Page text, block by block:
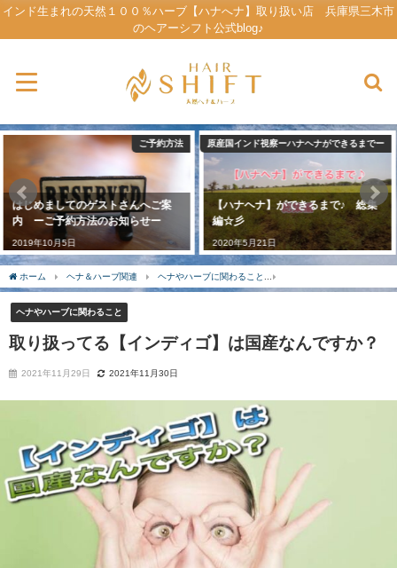
インド生まれの天然１００％ハーブ【ハナへナ】取り扱い店 兵庫県三木市
のヘアーシフト公式blog♪
原産国インド視察ーハナヘナができるまでー
【ハナヘナ】ができるまで♪ 総集
編☆彡
2020年5月21日
自己紹介
まずは自己紹介とお店のCONCEPT
－コンセプトー
2019年12月31日
ホーム ヘナ＆ハーブ関連 ヘナやハーブに関わること
ヘナやハーブに関わること
取り扱ってる【インディゴ】は国産なんですか？
2021年11月29日 2021年11月30日